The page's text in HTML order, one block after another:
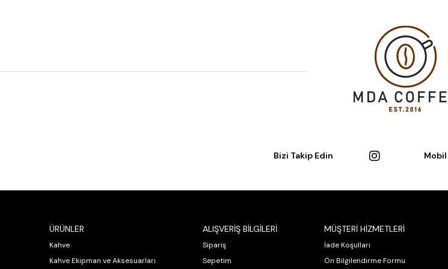
Güçlü
Bizi Takip Edin
ÜRÜNLER
Kahve
Kahve Ekipman ve Aksesuarları
ALIŞVERİŞ BİLGİLERİ
Sipariş
Sepetim
MÜŞTERİ HİZMETLERİ
İade Koşulları
Ön Bilgilendirme Formu